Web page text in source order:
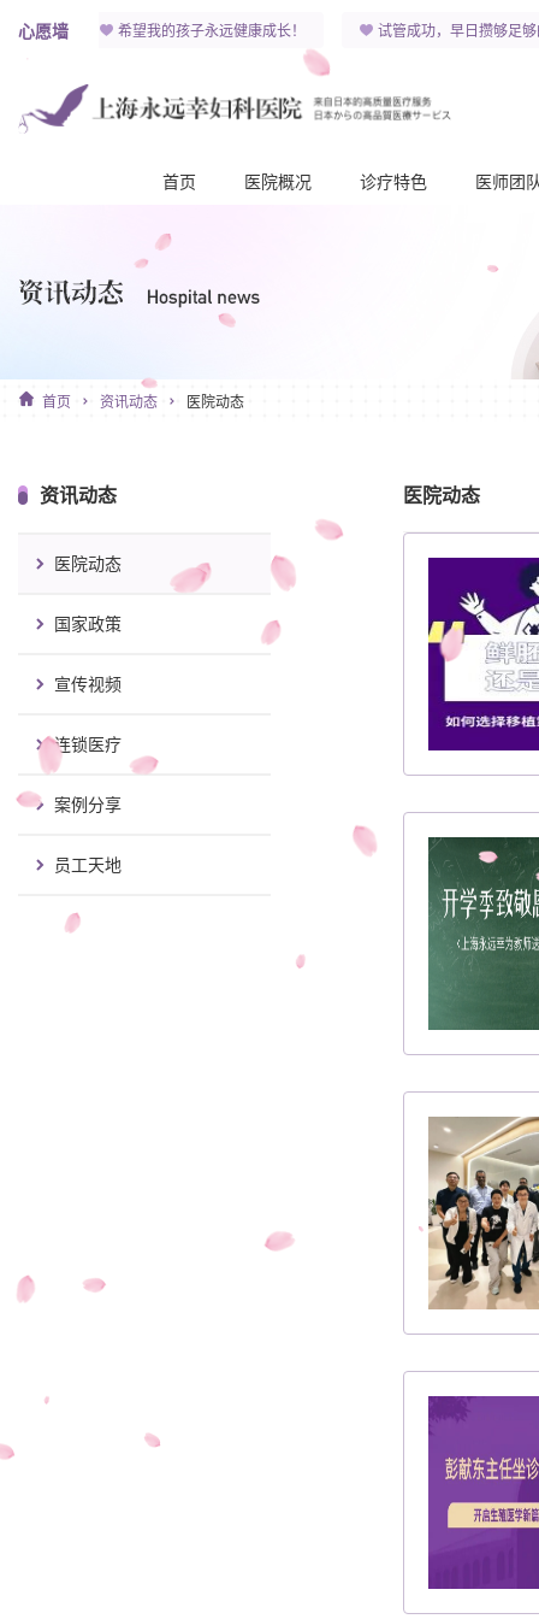
心愿墙
)y！ 希望我的孩子永远健康成长！ 试管成功，早日攒够足够
首页 医院概况 诊疗特色 医师团
首页 资讯动态 医院动态
资讯动态
医院动态
国家政策
宣传视频
连锁医疗
案例分享
员工天地
医院动态